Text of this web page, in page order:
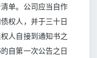
单。公司应当自作
权人，并于三十日
人自接到通知书之
自第一次公告之日